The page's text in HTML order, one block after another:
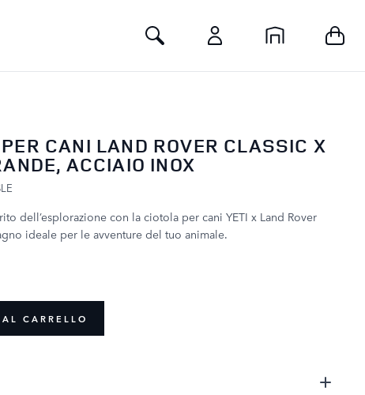
Toggle Search
CANI LAND ROVER CLASSIC X
ACCIAIO INOX
dell’esplorazione con la ciotola per cani YETI x Land Rover
ideale per le avventure del tuo animale.
CARRELLO